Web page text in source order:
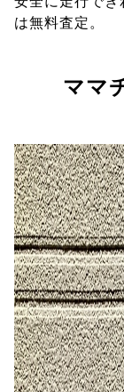
は無料査定。
ママ